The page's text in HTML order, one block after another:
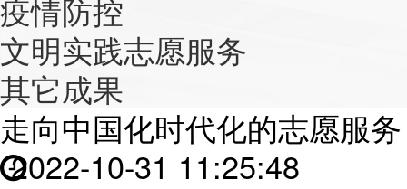
疫情防控
文明实践志愿服务
其它成果
走向中国化时代化的志愿服务
2022-10-31 11:25:48